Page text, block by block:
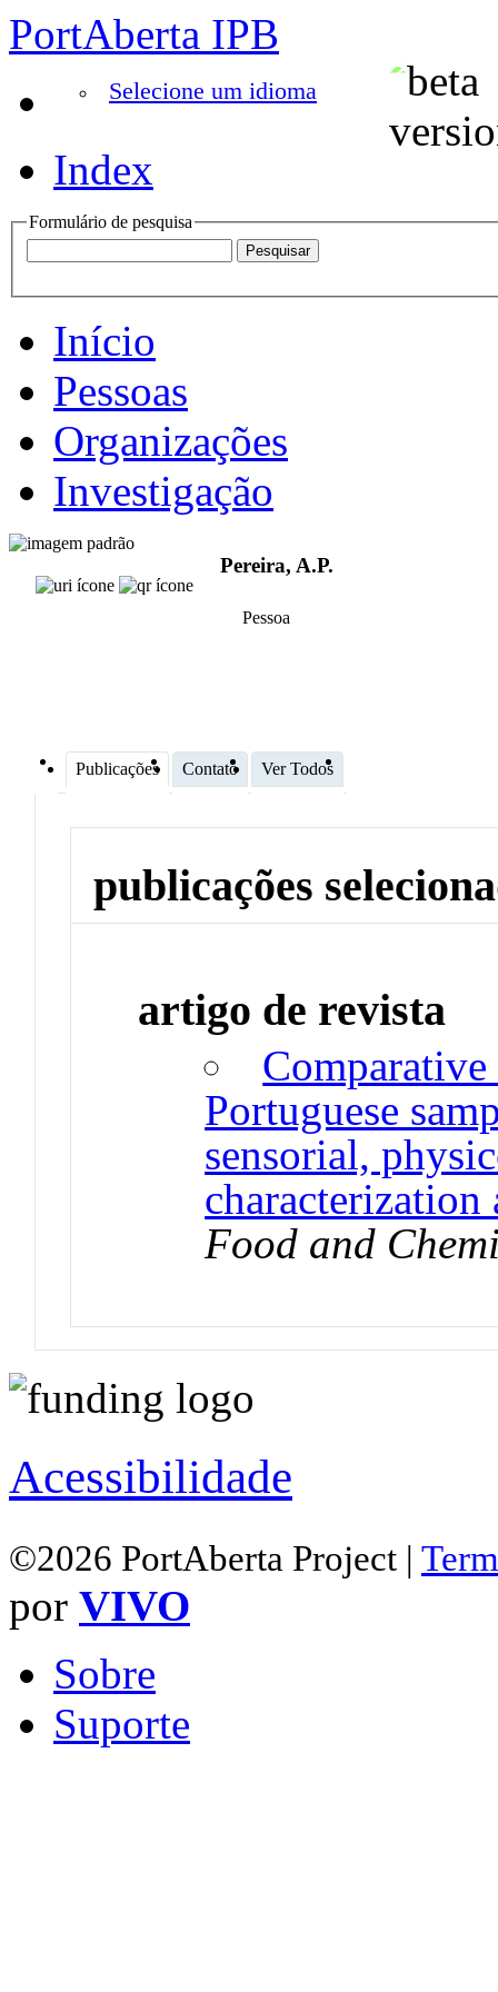
PortAberta IPB
Selecione um idioma
Index
Formulário de pesquisa
Início
Pessoas
Organizações
Investigação
Pereira, A.P.
Pessoa
Publicações Contato Ver Todos
publicações
artigo de revista
Portuguese
sensorial,
Food and
Acessibilidade
©2026 PortAberta Project |
por VIVO
Sobre
Suporte